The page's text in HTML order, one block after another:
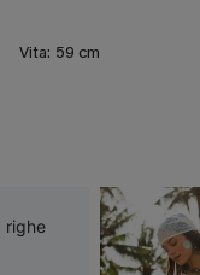
Vita: 59 cm